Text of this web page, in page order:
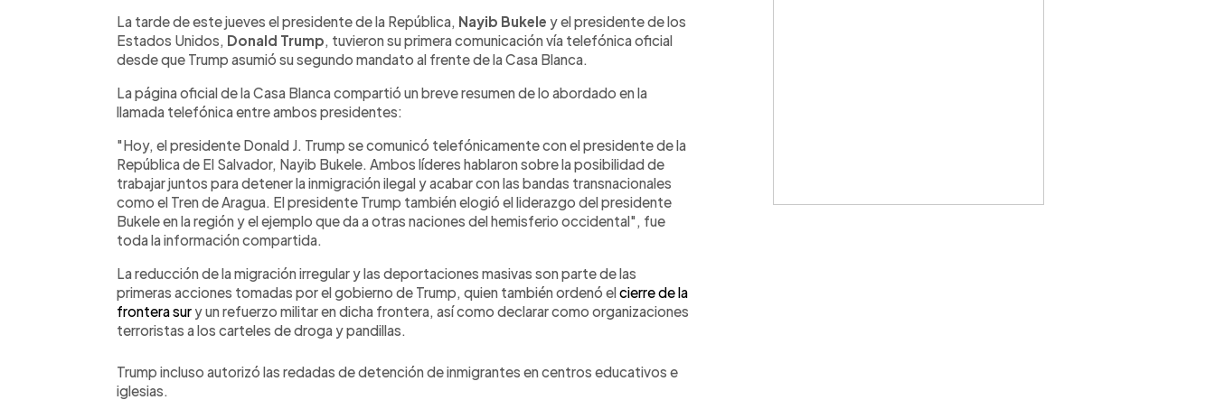
► Escuchar artículo
La tarde de este jueves el presidente de la República, Nayib Bukele y el presidente de los
Estados Unidos, Donald Trump , tuvieron su primera comunicación vía telefónica oficial
desde que Trump asumió su segundo mandato al frente de la Casa Blanca.
La página oficial de la Casa Blanca compartió un breve resumen de lo abordado en la
llamada telefónica entre ambos presidentes:
"Hoy, el presidente Donald J. Trump se comunicó telefónicamente con el presidente de la
República de El Salvador, Nayib Bukele. Ambos líderes hablaron sobre la posibilidad de
trabajar juntos para detener la inmigración ilegal y acabar con las bandas transnacionales
como el Tren de Aragua. El presidente Trump también elogió el liderazgo del presidente
Bukele en la región y el ejemplo que da a otras naciones del hemisferio occidental", fue
toda la información compartida.
La reducción de la migración irregular y las deportaciones masivas son parte de las
primeras acciones tomadas por el gobierno de Trump, quien también ordenó elcierre de la
frontera sur y un refuerzo militar en dicha frontera, así como declarar como organizaciones
terroristas a los carteles de droga y pandillas.
Trump incluso autorizó las redadas de detención de inmigrantes en centros educativos e
iglesias.